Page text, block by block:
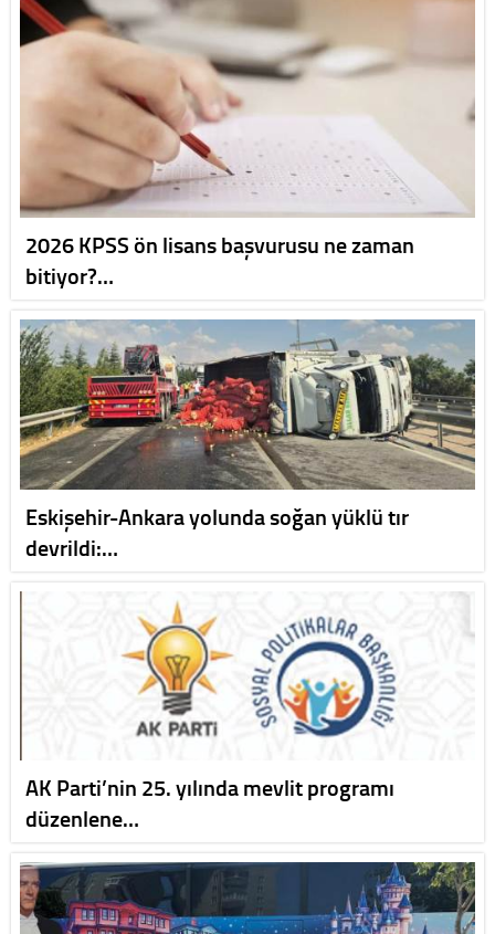
2026 KPSS ön lisans başvurusu ne zaman
bitiyor?…
Eskişehir-Ankara yolunda soğan yüklü tır
devrildi:…
AK Parti’nin 25. yılında mevlit programı
düzenlene…